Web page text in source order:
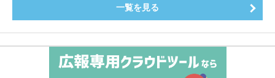
一覧を見る